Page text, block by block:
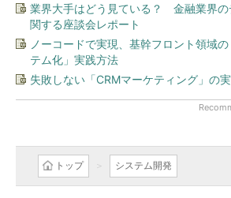
業界大手はどう見ている？ 金融業界の
関する座談会レポート
ノーコードで実現、基幹フロント領域
テム化」実践方法
失敗しない「CRMマーケティング」の
トップ システム開発